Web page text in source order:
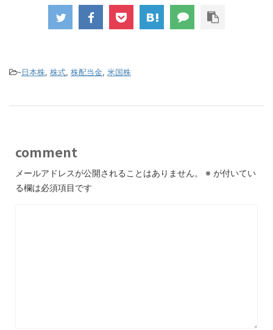
-日本株, 株式, 株配当金, 米国株
comment
メールアドレスが公開されることはありません。 ※ が付いてい
る欄は必須項目です